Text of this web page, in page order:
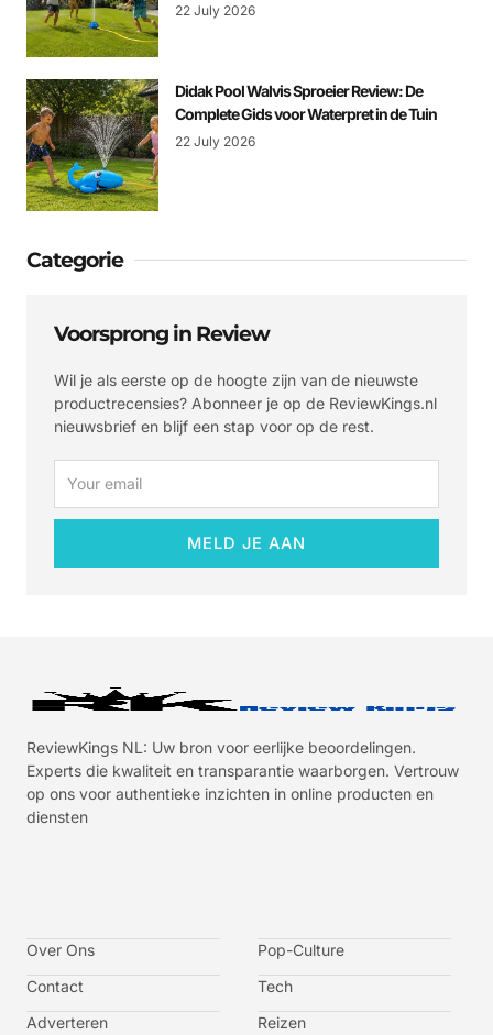
22 July 2026
Didak Pool Walvis Sproeier Review: De
Complete Gids voor Waterpret in de Tuin
22 July 2026
Categorie
Voorsprong in Review
Wil je als eerste op de hoogte zijn van de nieuwste
productrecensies? Abonneer je op de ReviewKings.nl
nieuwsbrief en blijf een stap voor op de rest.
MELD JE AAN
ReviewKings NL: Uw bron voor eerlijke beoordelingen.
Experts die kwaliteit en transparantie waarborgen. Vertrouw
op ons voor authentieke inzichten in online producten en
diensten
-
f
a
c
e
o
o
-
t
w
i
t
e
r
-
s
g
r
-
u
b
Over Ons
Contact
Adverteren
Pop-Culture
Tech
Reizen